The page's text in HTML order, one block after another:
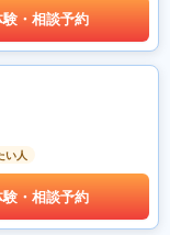
験・相談予約
い人
験・相談予約